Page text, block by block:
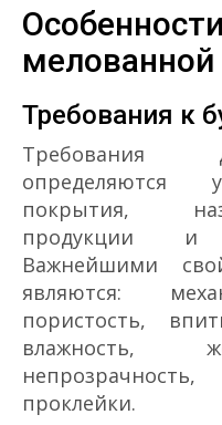
мелованной
Требования к
Требования
определяются
покрытия,
продукции и
Важнейшими
являются:
пористость,
влажность,
проклейки.